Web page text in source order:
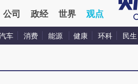
公司 政经 世界 观点
车 消费 能源 健康 环科 民生